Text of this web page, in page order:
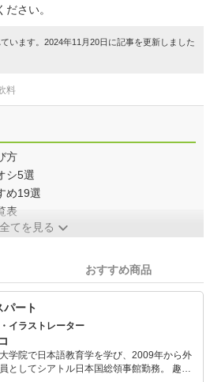
さい。
います。2024年11月20日に記事を更新しました
料
方
シ5選
め19選
表
全てを見る
おすすめ商品
パート
イラストレーター
学院で日本語教育学を学び、2009年から外
してシアトル日本国総領事館勤務。 趣味